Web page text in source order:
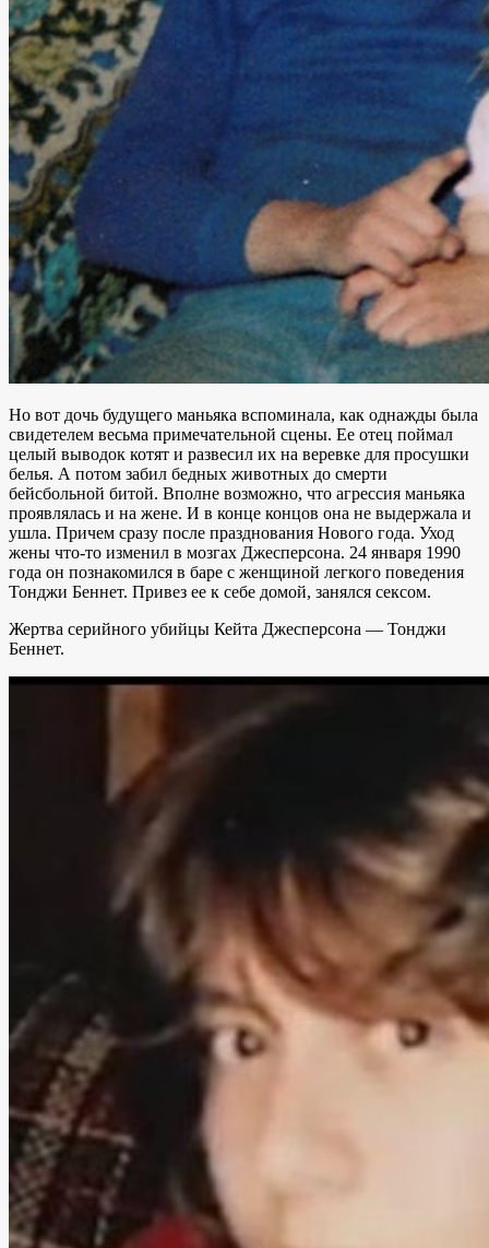
Но вот дочь будущего маньяка вспоминала, как однажды была
свидетелем весьма примечательной сцены. Ее отец поймал
целый выводок котят и развесил их на веревке для просушки
белья. А потом забил бедных животных до смерти
бейсбольной битой. Вполне возможно, что агрессия маньяка
проявлялась и на жене. И в конце концов она не выдержала и
ушла. Причем сразу после празднования Нового года. Уход
жены что-то изменил в мозгах Джесперсона. 24 января 1990
года он познакомился в баре с женщиной легкого поведения
Тонджи Беннет. Привез ее к себе домой, занялся сексом.
Жертва серийного убийцы Кейта Джесперсона — Тонджи
Беннет.